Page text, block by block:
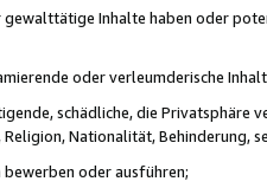
Inhalte haben oder
oder verleumderische
schädliche, die Privatsphäre
Nationalität, Behinderung,
oder ausführen;